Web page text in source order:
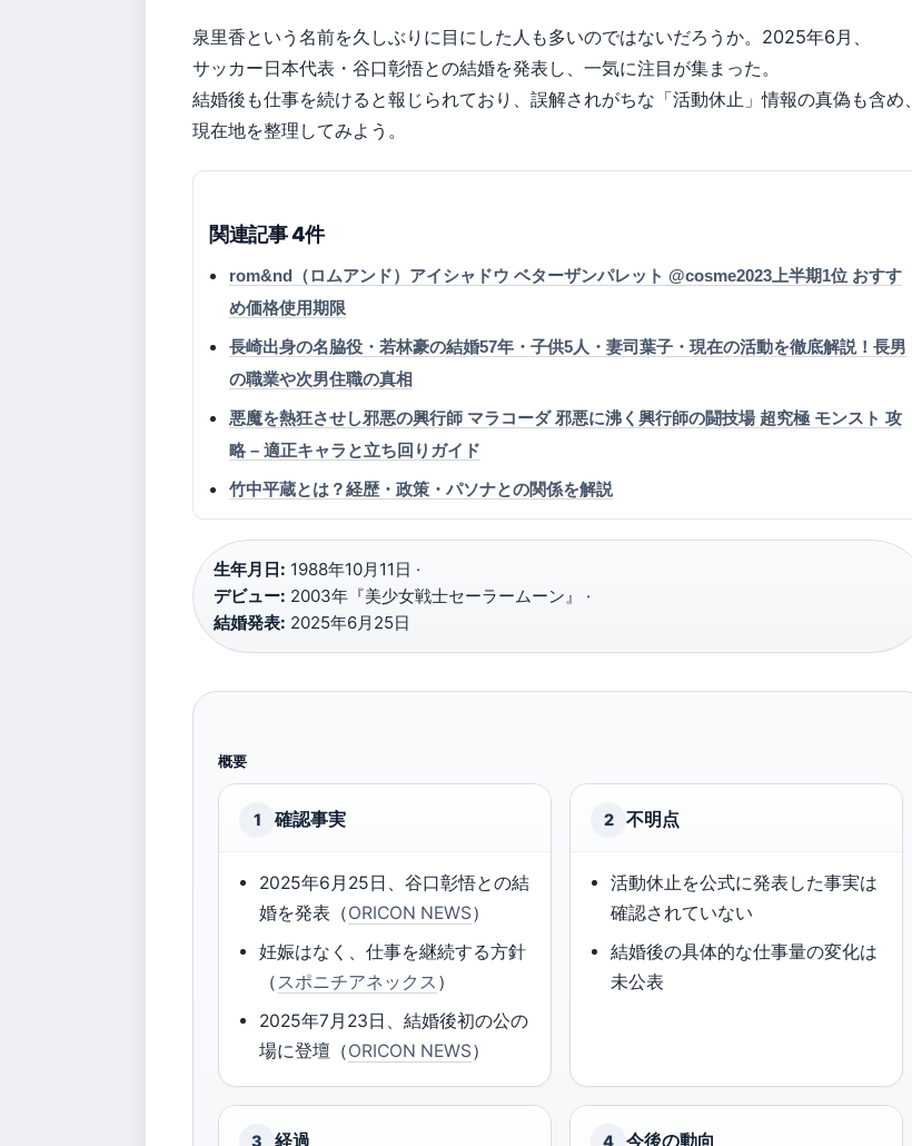
泉里香という名前を久しぶりに目にした人も多いのではないだろうか。2025年6月、
サッカー日本代表・谷口彰悟との結婚を発表し、一気に注目が集まった。
結婚後も仕事を続けると報じられており、誤解されがちな「活動休止」情報の真偽も含め、
現在地を整理してみよう。
関連記事 4件
rom&nd（ロムアンド）アイシャドウ ベターザンパレット @cosme2023上半期1位 おすす
め価格使用期限
長崎出身の名脇役・若林豪の結婚57年・子供5人・妻司葉子・現在の活動を徹底解説！長男
の職業や次男住職の真相
悪魔を熱狂させし邪悪の興行師 マラコーダ 邪悪に沸く興行師の闘技場 超究極 モンスト 攻
略 – 適正キャラと立ち回りガイド
竹中平蔵とは？経歴・政策・パソナとの関係を解説
生年月日: 1988年10月11日 ·
デビュー: 2003年『美少女戦士セーラームーン』 ·
結婚発表: 2025年6月25日
概要
1 確認事実
2025年6月25日、谷口彰悟との結
婚を発表（ORICON NEWS）
妊娠はなく、仕事を継続する方針
（スポニチアネックス ）
2025年7月23日、結婚後初の公の
場に登壇（ORICON NEWS）
2 不明点
活動休止を公式に発表した事実は
確認されていない
結婚後の具体的な仕事量の変化は
未公表
3 経過 4 今後の動向